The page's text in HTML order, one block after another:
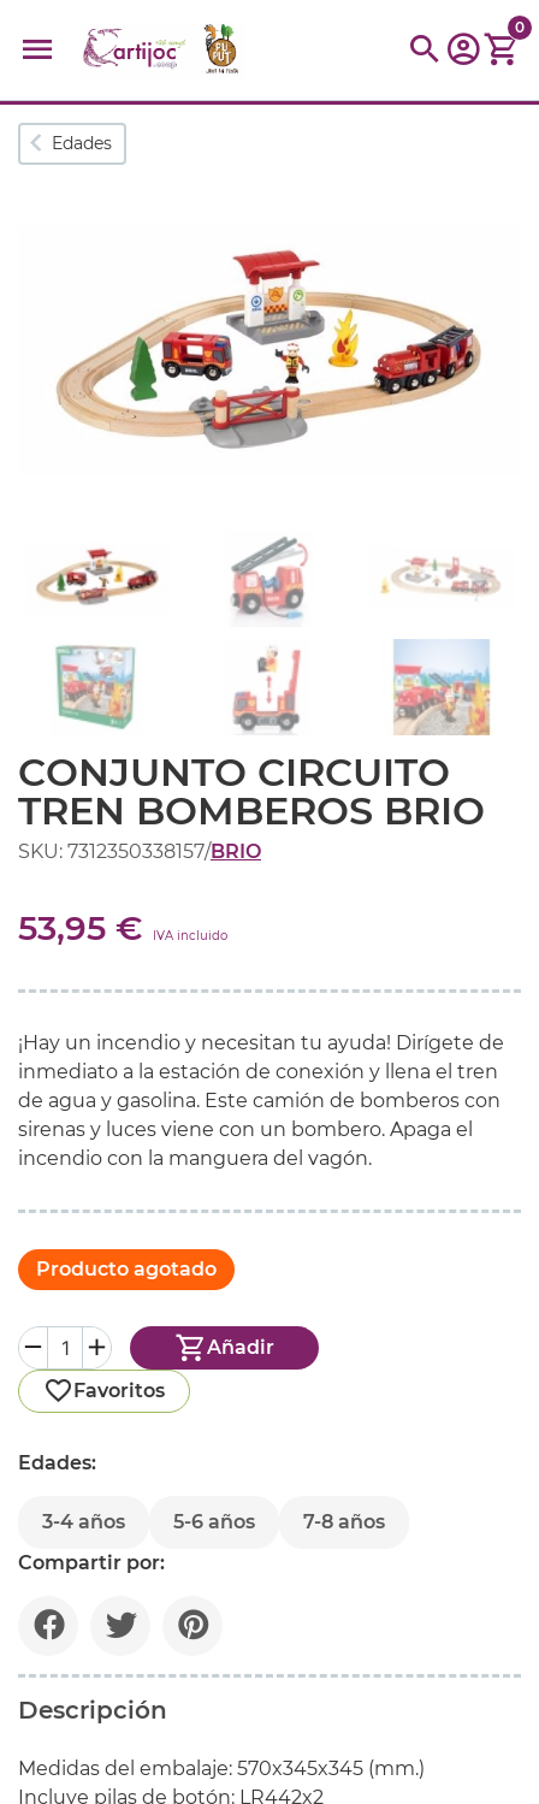
Búsquedas populares
0
Edades
CONJUNTO CIRCUITO
TREN BOMBEROS BRIO
SKU: 7312350338157/BRIO
53,95 € IVA incluido
¡Hay un incendio y necesitan tu ayuda! Dirígete de
inmediato a la estación de conexión y llena el tren
de agua y gasolina. Este camión de bomberos con
sirenas y luces viene con un bombero. Apaga el
incendio con la manguera del vagón.
Producto agotado
Añadir
Favoritos
Edades:
3-4 años 5-6 años
7-8 años
Compartir por:
Descripción
Medidas del embalaje: 570x345x345 (mm.)
Incluye pilas de botón: LR442x2